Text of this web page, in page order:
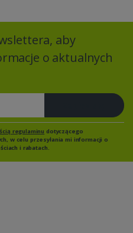
aby
o aktualnych
regulaminu dotyczącego
w celu przesyłania mi informacji o
i rabatach.